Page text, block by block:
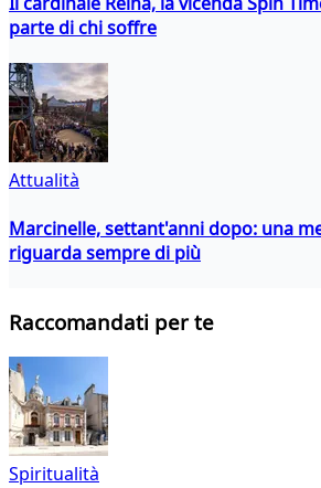
parte di chi soffre
Attualità
Marcinelle, settant'anni dopo: una
riguarda sempre di più
Raccomandati per te
Spiritualità